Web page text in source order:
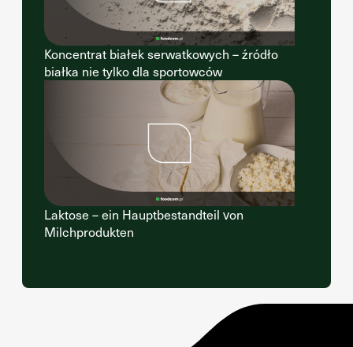
Koncentrat białek serwatkowych – źródło
białka nie tylko dla sportowców
Laktose – ein Hauptbestandteil von
Milchprodukten